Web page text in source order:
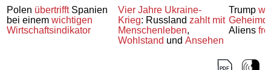
Polen übertrifftSpanien
bei einemwichtigen
Wirtschaftsindikator
Vier Jahre Ukraine-
Krieg: Russland zahlt mit
Menschenleben,
Wohlstand und Ansehen
Trump
Aliens